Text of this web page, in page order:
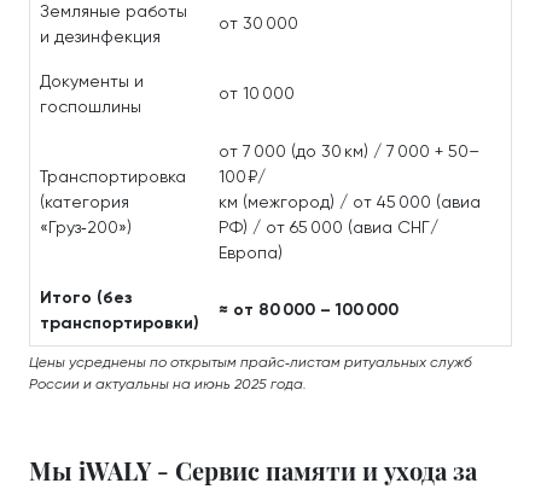
Земляные работы
и дезинфекция
от 30 000
Документы и
госпошлины
от 10 000
Транспортировка
(категория
«Груз‑200»)
от 7 000 (до 30 км) / 7 000 + 50–
100 ₽/
км (межгород) / от 45 000 (авиа
РФ) / от 65 000 (авиа СНГ/
Европа)
Итого (без
транспортировки)
≈ от 80 000 – 100 000
Цены усреднены по открытым прайс‑листам ритуальных служб
России и актуальны на июнь 2025 года.
Мы iWALY - Сервис памяти и ухода за